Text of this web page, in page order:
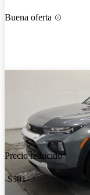
Buena oferta
Precio reducido
-$501